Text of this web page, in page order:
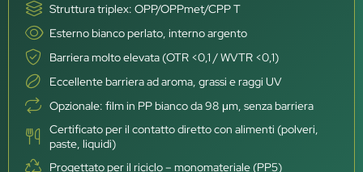
Struttura triplex: OPP/OPPmet/CPP T
Esterno bianco perlato, interno argento
Barriera molto elevata (OTR <0,1 / WVTR <0,1)
Eccellente barriera ad aroma, grassi e raggi UV
Opzionale: film in PP bianco da 98 μm, senza barriera
Certificato per il contatto diretto con alimenti (polveri,
paste, liquidi)
Progettato per il riciclo – monomateriale (PP5)